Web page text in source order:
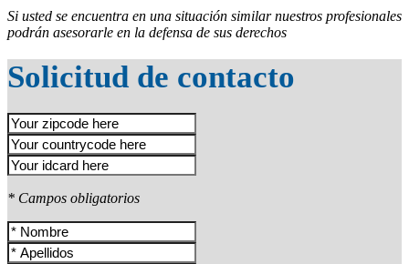
Si usted se encuentra en una situación similar nuestros profesionales
podrán asesorarle en la defensa de sus derechos
Solicitud de contacto
* Campos obligatorios